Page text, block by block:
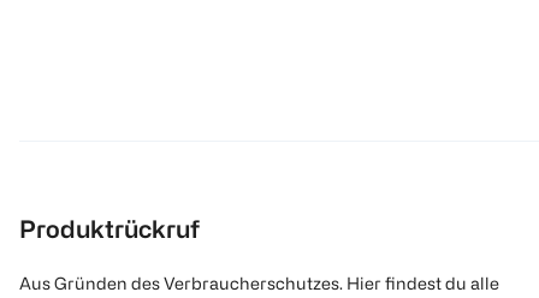
Produktrückruf
Aus Gründen des Verbraucherschutzes. Hier findest du alle